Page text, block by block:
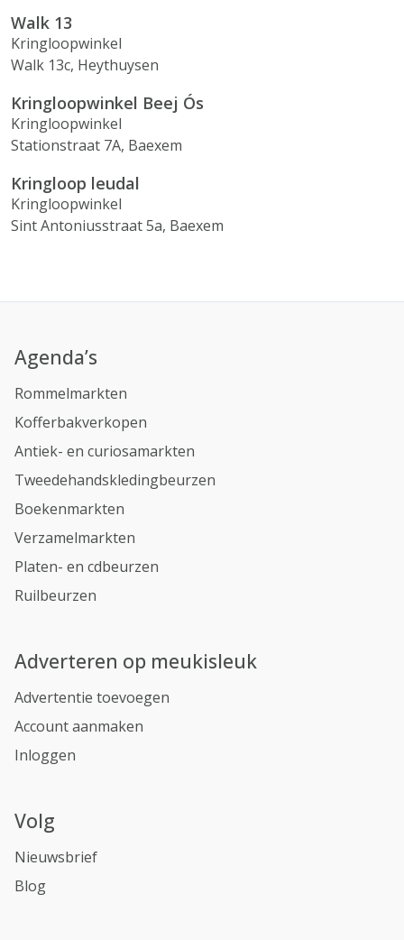
Walk 13
Kringloopwinkel
Walk 13c, Heythuysen
Kringloopwinkel Beej Ós
Kringloopwinkel
Stationstraat 7A, Baexem
Kringloop leudal
Kringloopwinkel
Sint Antoniusstraat 5a, Baexem
Agenda’s
Rommelmarkten
Kofferbakverkopen
Antiek- en curiosamarkten
Tweedehandskledingbeurzen
Boekenmarkten
Verzamelmarkten
Platen- en cdbeurzen
Ruilbeurzen
Adverteren op meukisleuk
Advertentie toevoegen
Account aanmaken
Inloggen
Volg
Nieuwsbrief
Blog